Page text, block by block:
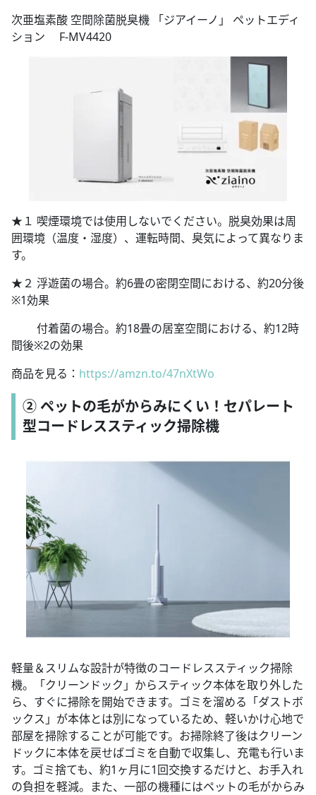
次亜塩素酸 空間除菌脱臭機 「ジアイーノ」 ペットエディ
ション F-MV4420
★１ 喫煙環境では使用しないでください。脱臭効果は周
囲環境（温度・湿度）、運転時間、臭気によって異なりま
す。
★２ 浮遊菌の場合。約6畳の密閉空間における、約20分後
※1効果
付着菌の場合。約18畳の居室空間における、約12時
間後※2の効果
商品を見る： https://amzn.to/47nXtWo
② ペットの毛がからみにくい！セパレート
型コードレススティック掃除機
軽量＆スリムな設計が特徴のコードレススティック掃除
機。「クリーンドック」からスティック本体を取り外した
ら、すぐに掃除を開始できます。ゴミを溜める「ダストボ
ックス」が本体とは別になっているため、軽いかけ心地で
部屋を掃除することが可能です。お掃除終了後はクリーン
ドックに本体を戻せばゴミを自動で収集し、充電も行いま
す。ゴミ捨ても、約1ヶ月に1回交換するだけと、お手入れ
の負担を軽減。また、一部の機種にはペットの毛がからみ